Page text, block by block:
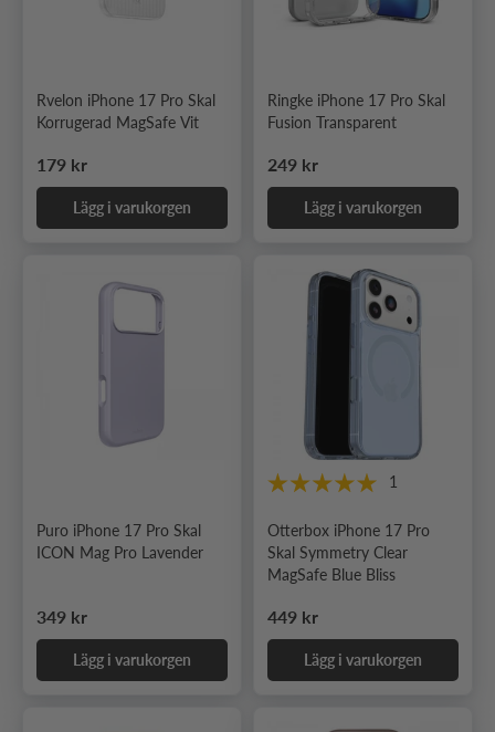
Rvelon iPhone 17 Pro Skal
Korrugerad MagSafe Vit
Ordinarie pris
179 kr
Lägg i varukorgen
Ringke iPhone 17 Pro Skal
Fusion Transparent
Ordinarie pris
249 kr
Lägg i varukorgen
Puro iPhone 17 Pro Skal
ICON Mag Pro Lavender
Ordinarie pris
349 kr
Lägg i varukorgen
1
Otterbox iPhone 17 Pro
Skal Symmetry Clear
MagSafe Blue Bliss
Ordinarie pris
449 kr
Lägg i varukorgen